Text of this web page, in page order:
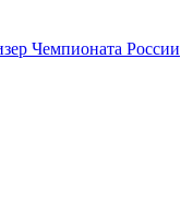
Чемпионата России